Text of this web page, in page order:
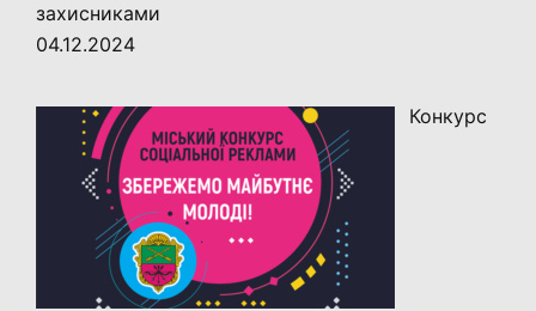
захисниками
04.12.2024
Конкурс